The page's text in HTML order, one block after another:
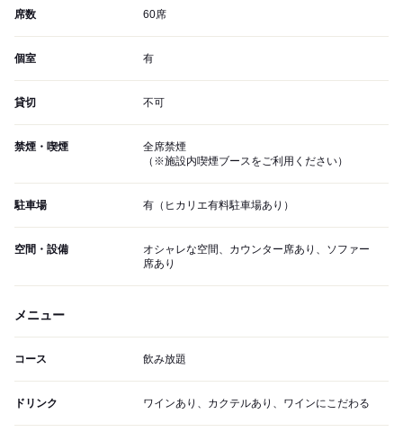
席数 60席
個室 有
貸切 不可
禁煙・喫煙
全席禁煙
（※施設内喫煙ブースをご利用ください）
駐車場 有（ヒカリエ有料駐車場あり）
空間・設備
オシャレな空間、カウンター席あり、ソファー
席あり
メニュー
コース 飲み放題
ドリンク ワインあり、カクテルあり、ワインにこだわる